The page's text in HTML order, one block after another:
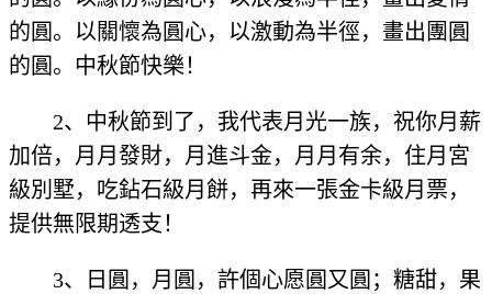
的圓。以關懷為圓心，以激動為半徑，畫出團圓
的圓。中秋節快樂！
2、中秋節到了，我代表月光一族，祝你月薪
加倍，月月發財，月進斗金，月月有余，住月宮
級別墅，吃鉆石級月餅，再來一張金卡級月票，
提供無限期透支！
3、日圓，月圓，許個心愿圓又圓；糖甜，果